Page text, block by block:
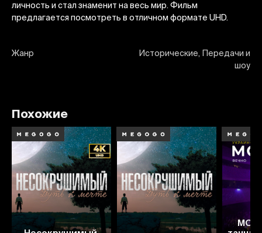
личность и стал знаменит на весь мир. Фильм
предлагается посмотреть в отличном формате UHD.
Жанр
Исторические, Передачи и
шоу
Похожие